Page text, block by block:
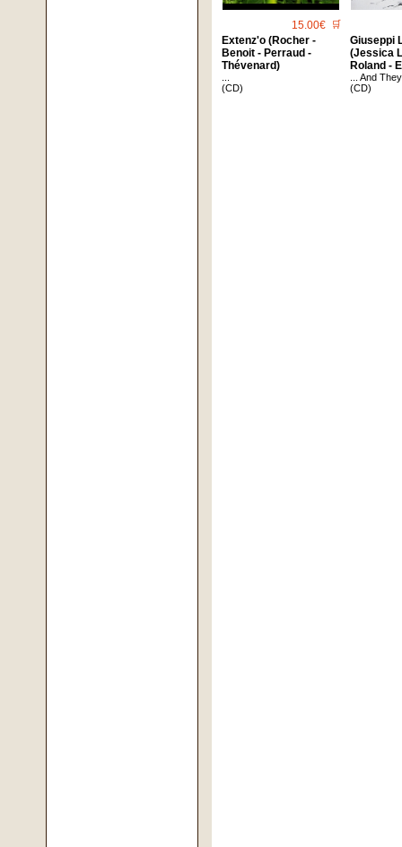
15.00€ 🛒
Extenz'o (Rocher -
Benoit - Perraud -
Thévenard)
(CD)
Giuseppi
(Jessica
Roland -
... And
(CD)